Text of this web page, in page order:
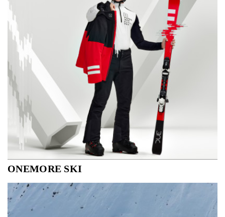
of voor onderweg is, ONE MORE maakt buitengewoon
mooie kleding met een verschil. One More skikleding,
gemaakt in Noord-Italië, wordt sinds 2018 met flair en
ONEMORE SKI